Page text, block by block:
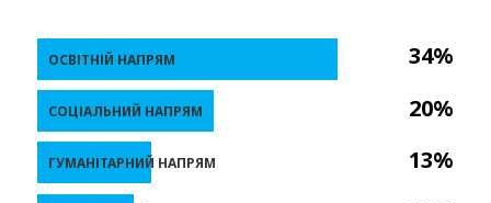
34%
20%
13%
ОСВІТНІЙ НАПРЯМ
СОЦІАЛЬНИЙ НАПРЯМ
ГУМАНІТАРНИЙ НАПРЯМ